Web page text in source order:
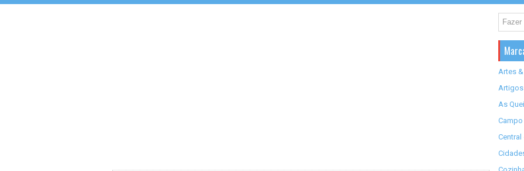
Artes
As
Central